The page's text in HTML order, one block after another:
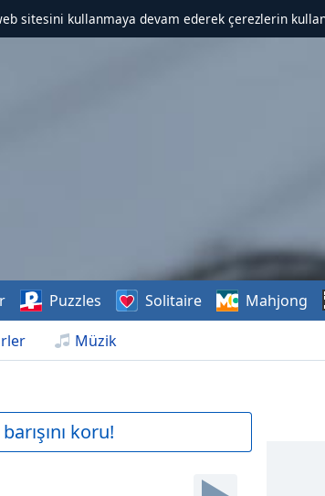
sitesini kullanmaya devam ederek çerezlerin
Müzik
Puzzles Solitaire Mahjong
koru!